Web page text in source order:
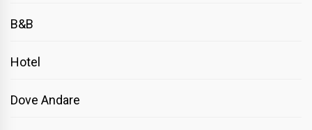
B&B
Hotel
Dove Andare